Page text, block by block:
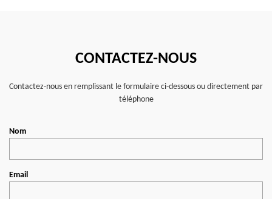
CONTACTEZ-NOUS
Contactez-nous en remplissant le formulaire ci-dessous ou directement par
téléphone
Nom
Email